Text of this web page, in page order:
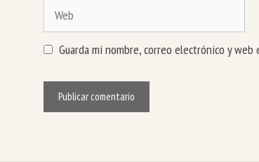
Web
Guarda mi nombre, correo electrónico y